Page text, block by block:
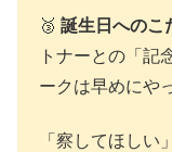
🥉 誕生日へのこ
トナーとの「記
ークは早めにや
「察してほし